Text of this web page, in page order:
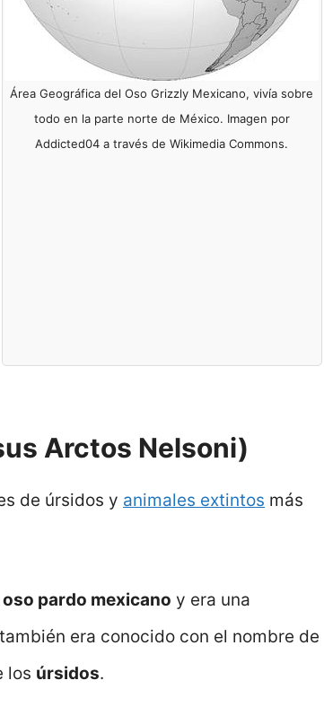
Área Geográfica del Oso Grizzly Mexicano, vivía sobre
todo en la parte norte de México. Imagen por
Addicted04 a través de Wikimedia Commons.
Arctos Nelsoni)
de úrsidos y animales extintos más
oso pardo mexicano y era una
era conocido con el nombre de
los úrsidos.